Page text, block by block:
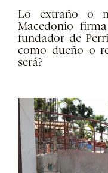
Lo extraño o
Macedonio
fundador de
como dueño o
será?